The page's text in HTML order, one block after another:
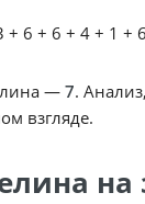
6 + 6 + 4 + 1 +
— 7.
взгляде.
на